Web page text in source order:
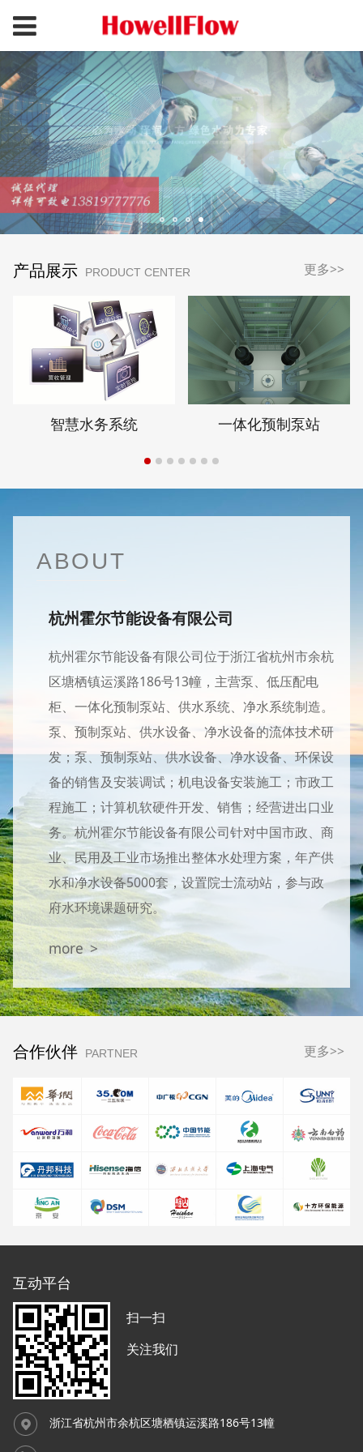
产品展示 PRODUCT CENTER 更多>>
智慧水务系统 一体化预制泵站
ABOUT
杭州霍尔节能设备有限公司
杭州霍尔节能设备有限公司位于浙江省杭州市余杭
区塘栖镇运溪路186号13幢，主营泵、低压配电
柜、一体化预制泵站、供水系统、净水系统制造。
泵、预制泵站、供水设备、净水设备的流体技术研
发；泵、预制泵站、供水设备、净水设备、环保设
备的销售及安装调试；机电设备安装施工；市政工
程施工；计算机软硬件开发、销售；经营进出口业
务。杭州霍尔节能设备有限公司针对中国市政、商
业、民用及工业市场推出整体水处理方案，年产供
水和净水设备5000套，设置院士流动站，参与政
府水环境课题研究。
more >
合作伙伴 PARTNER 更多>>
互动平台
扫一扫
关注我们
浙江省杭州市余杭区塘栖镇运溪路186号13幢